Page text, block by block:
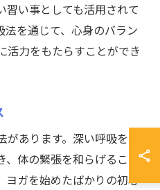
習い事としても活用されて
法を通じて、心身のバラン
活力をもたらすことができ
あります。深い呼吸を意
、体の緊張を和らげること
ヨガを始めたばかりの初心